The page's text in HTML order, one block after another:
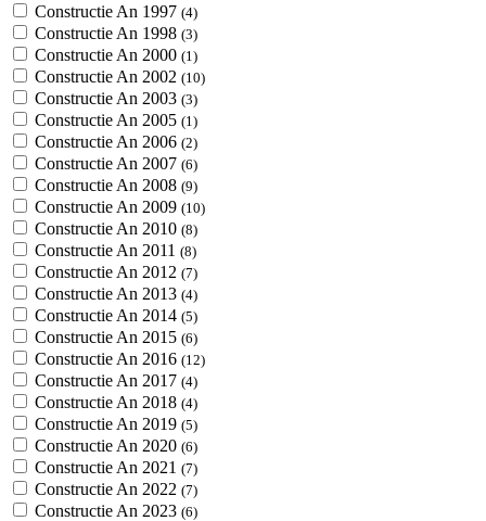
Constructie An 1997 (4)
Constructie An 1998 (3)
Constructie An 2000 (1)
Constructie An 2002 (10)
Constructie An 2003 (3)
Constructie An 2005 (1)
Constructie An 2006 (2)
Constructie An 2007 (6)
Constructie An 2008 (9)
Constructie An 2009 (10)
Constructie An 2010 (8)
Constructie An 2011 (8)
Constructie An 2012 (7)
Constructie An 2013 (4)
Constructie An 2014 (5)
Constructie An 2015 (6)
Constructie An 2016 (12)
Constructie An 2017 (4)
Constructie An 2018 (4)
Constructie An 2019 (5)
Constructie An 2020 (6)
Constructie An 2021 (7)
Constructie An 2022 (7)
Constructie An 2023 (6)